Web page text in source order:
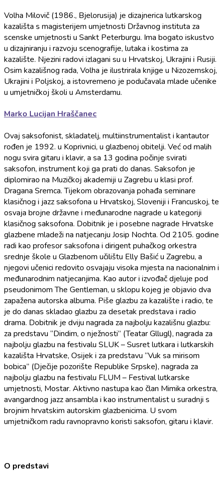
Volha Milovič (1986., Bjelorusija) je dizajnerica lutkarskog
kazališta s magisterijem umjetnosti Državnog instituta za
scenske umjetnosti u Sankt Peterburgu. Ima bogato iskustvo
u dizajniranju i razvoju scenografije, lutaka i kostima za
kazalište. Njezini radovi izlagani su u Hrvatskoj, Ukrajini i Rusiji.
Osim kazališnog rada, Volha je ilustrirala knjige u Nizozemskoj,
Ukrajini i Poljskoj, a istovremeno je podučavala mlade učenike
u umjetničkoj školi u Amsterdamu.
Marko Lucijan Hraščanec
Ovaj saksofonist, skladatelj, multiinstrumentalist i kantautor
rođen je 1992. u Koprivnici, u glazbenoj obitelji. Već od malih
nogu svira gitaru i klavir, a sa 13 godina počinje svirati
saksofon, instrument koji ga prati do danas. Saksofon je
diplomirao na Muzičkoj akademiji u Zagrebu u klasi prof.
Dragana Sremca. Tijekom obrazovanja pohađa seminare
klasičnog i jazz saksofona u Hrvatskoj, Sloveniji i Francuskoj, te
osvaja brojne državne i međunarodne nagrade u kategoriji
klasičnog saksofona. Dobitnik je i posebne nagrade Hrvatske
glazbene mladeži na natjecanju Josip Nochta. Od 2105. godine
radi kao profesor saksofona i dirigent puhačkog orkestra
srednje škole u Glazbenom učilištu Elly Bašić u Zagrebu, a
njegovi učenici redovito osvajaju visoka mjesta na nacionalnim i
međunarodnim natjecanjima. Kao autor i izvođač djeluje pod
pseudonimom The Gentleman, u sklopu kojeg je objavio dva
zapažena autorska albuma. Piše glazbu za kazalište i radio, te
je do danas skladao glazbu za desetak predstava i radio
drama. Dobitnik je dviju nagrada za najbolju kazališnu glazbu:
za predstavu “Dindim, o nježnosti” (Teatar Gllugl), nagrada za
najbolju glazbu na festivalu SLUK – Susret lutkara i lutkarskih
kazališta Hrvatske, Osijek i za predstavu “Vuk sa mirisom
bobica” (Dječije pozorište Republike Srpske), nagrada za
najbolju glazbu na festivalu FLUM – Festival lutkarske
umjetnosti, Mostar. Aktivno nastupa kao član Mimika orkestra,
avangardnog jazz ansambla i kao instrumentalist u suradnji s
brojnim hrvatskim autorskim glazbenicima. U svom
umjetničkom radu ravnopravno koristi saksofon, gitaru i klavir.
O predstavi